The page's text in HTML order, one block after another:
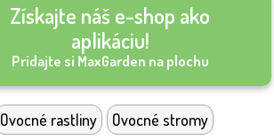
Získajte náš e-shop ako
aplikáciu!
Pridajte si MaxGarden na plochu
Ovocné rastliny
Ovocné stromy